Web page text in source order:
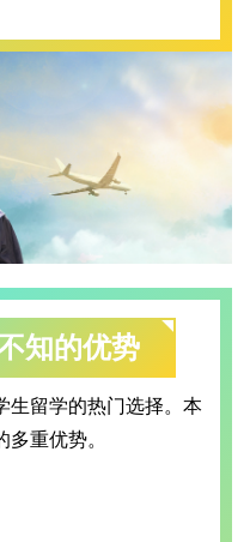
知的优势
生留学的热门选择。本
重优势。